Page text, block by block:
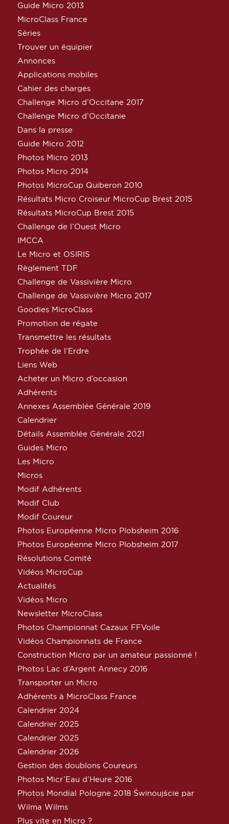
Guide Micro 2013
MicroClass France
Séries
Trouver un équipier
Annonces
Applications mobiles
Cahier des charges
Challenge Micro d’Occitane 2017
Challenge Micro d’Occitanie
Dans la presse
Guide Micro 2012
Photos Micro 2013
Photos Micro 2014
Photos MicroCup Quiberon 2010
Résultats Micro Croiseur MicroCup Brest 2015
Résultats MicroCup Brest 2015
Challenge de l’Ouest Micro
IMCCA
Le Micro et OSIRIS
Règlement TDF
Challenge de Vassivière Micro
Challenge de Vassivière Micro 2017
Goodies MicroClass
Promotion de régate
Transmettre les résultats
Trophée de l’Erdre
Liens Web
Acheter un Micro d’occasion
Adhérents
Annexes Assemblée Générale 2019
Calendrier
Détails Assemblée Générale 2021
Guides Micro
Les Micro
Micros
Modif Adhérents
Modif Club
Modif Coureur
Photos Européenne Micro Plobsheim 2016
Photos Européenne Micro Plobsheim 2017
Résolutions Comité
Vidéos MicroCup
Actualités
Vidéos Micro
Newsletter MicroClass
Photos Championnat Cazaux FFVoile
Vidéos Championnats de France
Construction Micro par un amateur passionné !
Photos Lac d’Argent Annecy 2016
Transporter un Micro
Adhérents à MicroClass France
Calendrier 2024
Calendrier 2025
Calendrier 2025
Calendrier 2026
Gestion des doublons Coureurs
Photos Micr’Eau d’Heure 2016
Photos Mondial Pologne 2018 Świnoujście par
Wilma Wilms
Plus vite en Micro ?